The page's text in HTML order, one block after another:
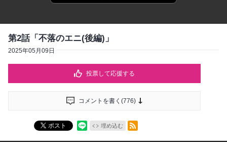
第2話「不落のエニ(後編)」
2025年05月09日
投票して応援する
コメントを書く(776)
ポスト 埋め込む
RSSフィード